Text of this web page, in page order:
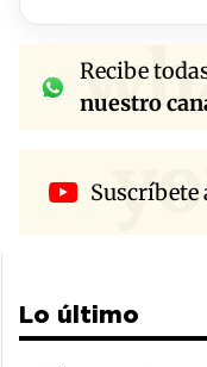
Recibe
nuestro
Suscríbete
Lo último